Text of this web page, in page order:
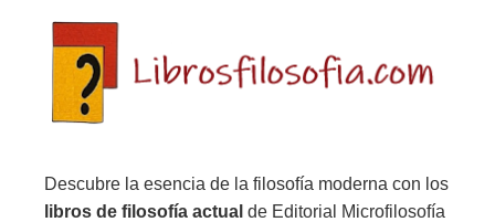
Descubre la esencia de la filosofía moderna con los
libros de filosofía actual de Editorial Microfilosofía